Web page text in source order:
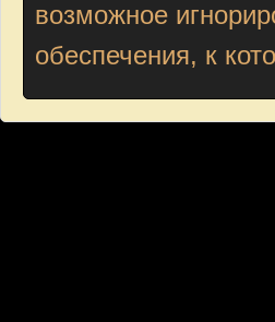
возможное
обеспечения, к